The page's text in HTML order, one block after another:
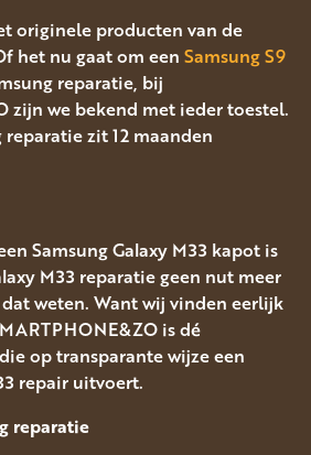
originele producten van de
het nu gaat om een Samsung S9
reparatie, bij
zijn we bekend met ieder toestel.
zit 12 maanden
Samsung Galaxy M33 kapot is
M33 reparatie geen nut meer
weten. Want wij vinden eerlijk
is dé
op transparante wijze een
repair uitvoert.
reparatie